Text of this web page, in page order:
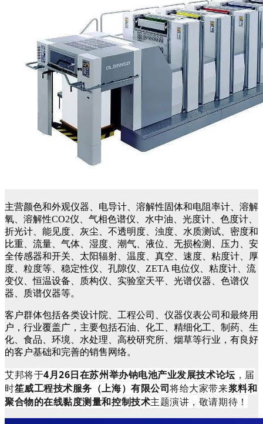
主营颜色和外观仪器、电导计、溶解性固体和电阻率计、溶解
氧、溶解性CO2仪、气相色谱仪、水中油、光度计、色度计、
折光计、能见度、灰尘、不透明度、浊度、水质测试、密度和
比重、流量、气体、湿度、潮气、液位、无损检测、压力、安
全传感器和开关、太阳辐射、温度、真空、速度、粘度计、厚
度、粒度等、稳定性仪、孔隙仪、ZETA 电位仪、粘度计、流
变仪、恒温设备、质构仪、实验室天平、光谱仪器、色谱仪
器、质谱仪器等。
客户群体包括各类设计院、工程公司、仪器仪表公司和最终用
户，行业覆盖广，主要包括石油、化工、精细化工、制药、生
化、食品、环境、水处理、高校研究所、烟草等行业，有良好
的客户基础和完善的销售网络。
艾邦将于4月26日在苏州举办钠电池产业发展技术论坛，届
时笙威工程技术服务（上海）有限公司将给大家带来浆料和
聚合物的在线黏度测量和控制技术主题演讲，敬请期待！